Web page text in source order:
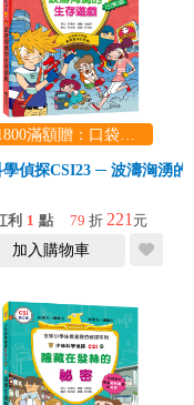
1800滿額贈：口袋玩具一份（隨機出貨） (summer read)
學偵探CSI23 ─ 波濤洶湧的
利 1 點 79 折 221 元
加入購物車